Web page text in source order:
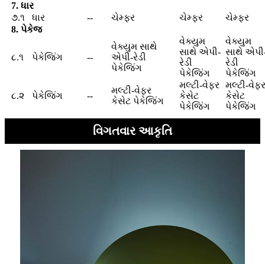
7. ધાર
૭.૧
ધાર -- ચેમ્ફર ચેમ્ફર
ચેમ્ફર
8. પેકેજ
૮.૧ પેકેજિંગ --
વેક્યુમ સાથે
એપી-રેડી
પેકેજિંગ
વેક્યુમ
સાથે એપી-
રેડી
પેકેજિંગ
વેક્યુમ
સાથે
રેડી
પેકેજિંગ
૮.૨ પેકેજિંગ --
મલ્ટી-વેફર
કેસેટ પેકેજિંગ
મલ્ટી-વેફર
કેસેટ
પેકેજિંગ
મલ્ટી-વેફર
કેસેટ
પેકેજિંગ
વિગતવાર આકૃતિ